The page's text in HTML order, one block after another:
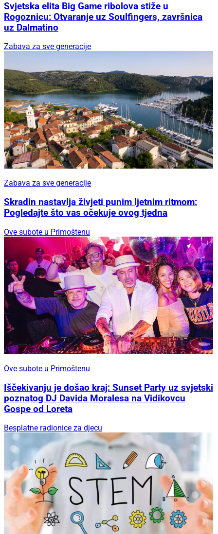
Svjetska elita Big Game ribolova stiže u
Rogoznicu: Otvaranje uz Soulfingers, završnica
uz Dalmatino
Zabava za sve generacije
Zabava za sve generacije
Skradin nastavlja živjeti punim ljetnim ritmom:
Pogledajte što vas očekuje ovog tjedna
Ove subote u Primoštenu
Ove subote u Primoštenu
Iščekivanju je došao kraj: Sunset Party uz svjetski
poznatog DJ Davida Moralesa na Vidikovcu
Gospe od Loreta
Besplatne radionice za djecu